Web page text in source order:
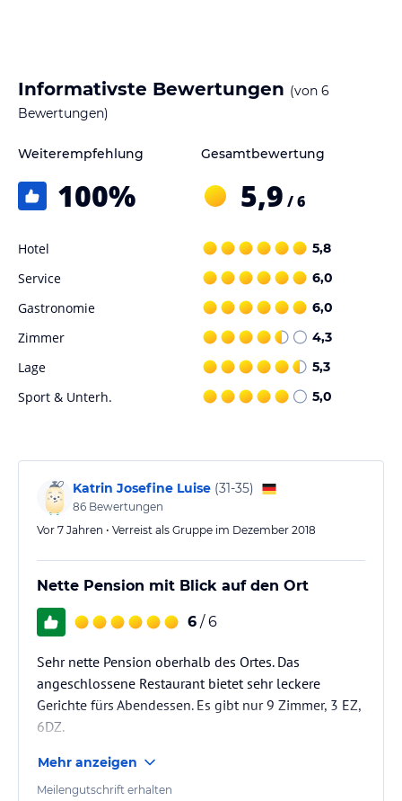
Informativste Bewertungen (von 6
Bewertungen)
Weiterempfehlung
100%
Gesamtbewertung
5,9 / 6
Hotel 5,8
Service 6,0
Gastronomie 6,0
Zimmer 4,3
Lage 5,3
Sport & Unterh. 5,0
Katrin Josefine Luise (31-35)
86 Bewertungen
Vor 7 Jahren • Verreist als Gruppe im Dezember 2018
Nette Pension mit Blick auf den Ort
6 / 6
Sehr nette Pension oberhalb des Ortes. Das
angeschlossene Restaurant bietet sehr leckere
Gerichte fürs Abendessen. Es gibt nur 9 Zimmer, 3 EZ,
6DZ.
Mehr anzeigen
Meilengutschrift erhalten